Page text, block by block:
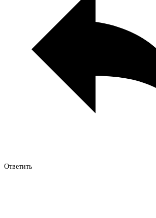
Ответить